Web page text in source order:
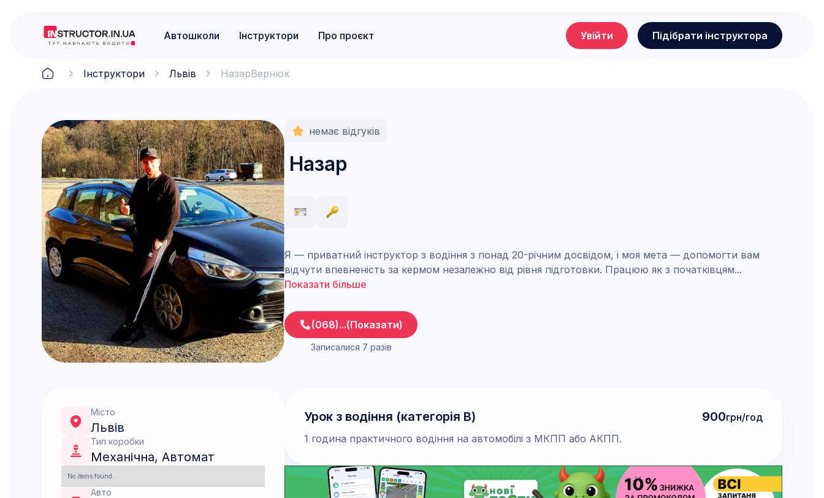
Автошколи Інструктори Про проєкт Увійти Підібрати інструктора
Інструктори Львів НазарВернюк
Місто
Львів
Тип коробки
Механічна, Автомат
No items found.
Авто
немає відгуків
Назар
Я — приватний інструктор з водіння з понад 20-річним досвідом, і моя мета — допомогти вам
відчути впевненість за кермом незалежно від рівня підготовки. Працюю як з початківцям...
Показати більше
(068)...(Показати)
Записалися 7 разів
Урок з водіння (категорія В)
1 година практичного водіння на автомобілі з МКПП або АКПП.
900грн/год